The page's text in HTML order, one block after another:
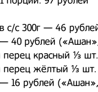
с/с 300г — 46
40 рублей
перец красный ⅓
перец жёлтый ⅓
16 рублей